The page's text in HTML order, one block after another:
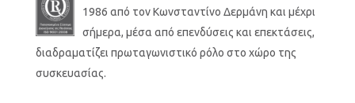
1986 από τον Κωνσταντίνο Δερμάνη και μέχρι
σήμερα, μέσα από επενδύσεις και επεκτάσεις,
διαδραματίζει πρωταγωνιστικό ρόλο στο χώρο της
συσκευασίας.